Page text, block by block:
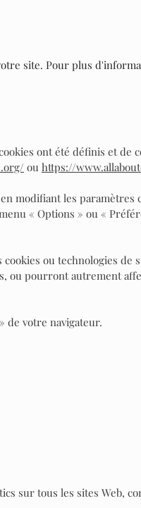
site. Pour plus
ont été définis et de
ou https://
modifiant les paramètres
« Options » ou «
ou technologies de
ou pourront autrement
de votre navigateur.
sur tous les sites Web,